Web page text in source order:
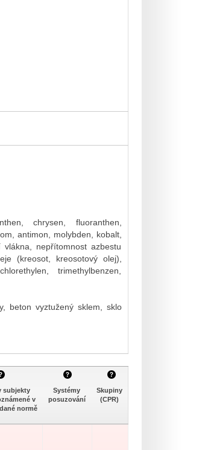
chrysen, fluoranthen,
antimon, molybden, kobalt,
nepřítomnost azbestu
(kreosot, kreosotový olej),
trimethylbenzen,
beton vyztužený sklem, sklo
subjekty
v
normě
Systémy
posuzování
Skupiny
(CPR)